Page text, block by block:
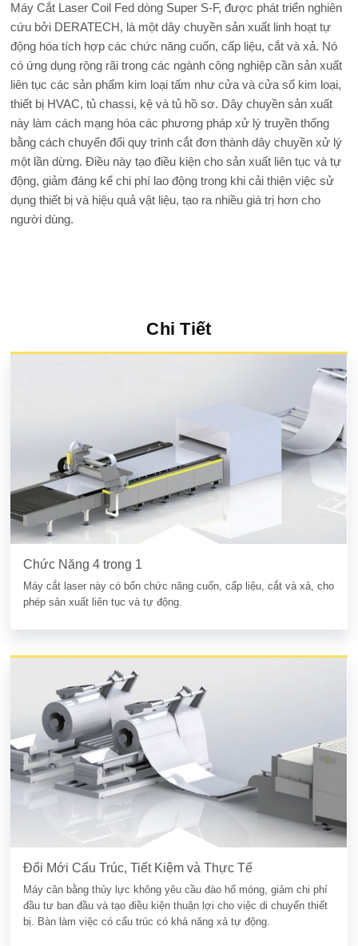
Máy Cắt Laser Coil Fed dòng Super S-F, được phát triển nghiên
cứu bởi DERATECH, là một dây chuyền sản xuất linh hoạt tự
động hóa tích hợp các chức năng cuốn, cấp liệu, cắt và xả. Nó
có ứng dụng rộng rãi trong các ngành công nghiệp cần sản xuất
liên tục các sản phẩm kim loại tấm như cửa và cửa sổ kim loại,
thiết bị HVAC, tủ chassi, kệ và tủ hồ sơ. Dây chuyền sản xuất
này làm cách mạng hóa các phương pháp xử lý truyền thống
bằng cách chuyển đổi quy trình cắt đơn thành dây chuyền xử lý
một lần dừng. Điều này tạo điều kiện cho sản xuất liên tục và tự
động, giảm đáng kể chi phí lao động trong khi cải thiện việc sử
dụng thiết bị và hiệu quả vật liệu, tạo ra nhiều giá trị hơn cho
người dùng.
Chi Tiết
Chức Năng 4 trong 1
Máy cắt laser này có bốn chức năng cuốn, cấp liệu, cắt và xả, cho
phép sản xuất liên tục và tự động.
Đổi Mới Cấu Trúc, Tiết Kiệm và Thực Tế
Máy cân bằng thủy lực không yêu cầu đào hố móng, giảm chi phí
đầu tư ban đầu và tạo điều kiện thuận lợi cho việc di chuyển thiết
bị. Bàn làm việc có cấu trúc có khả năng xả tự động.